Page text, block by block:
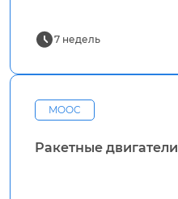
7 недель
MOOC
Ракетные двигатели